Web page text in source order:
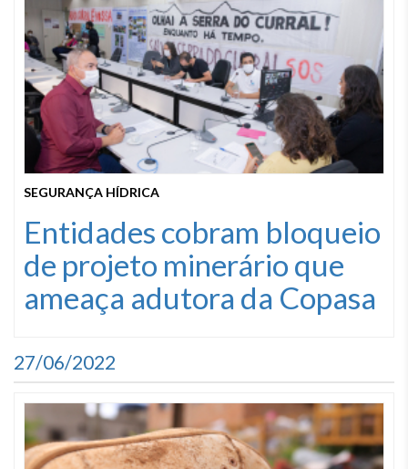
SEGURANÇA HÍDRICA
Entidades cobram bloqueio
de projeto minerário que
ameaça adutora da Copasa
27/06/2022